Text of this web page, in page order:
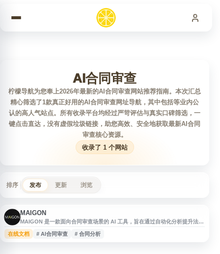
AI合同审查
柠檬导航为您奉上2026年最新的AI合同审查网站推荐指南。本次汇总
精心筛选了1款真正好用的AI合同审查网址导航，其中包括等业内公
认的高人气站点。所有收录平台均经过严苛评估与真实口碑筛选，一
键点击直达，没有虚假垃圾链接，助您高效、安全地获取最新AI合同
审查核心资源。
收录了 1 个网站
排序 发布 更新 浏览
MAIGON
MAIGON 是一款面向合同审查场景的 AI 工具，旨在通过自动化分析提升法律
与商务团队处理合同文件的效率。平台可辅助识别合同中的关键条款、风险点
和合规问题，减少人工逐条审阅所需时间，适用于需要进行批量合同审核、风
在线文档 # AI合同审查 # 合同分析